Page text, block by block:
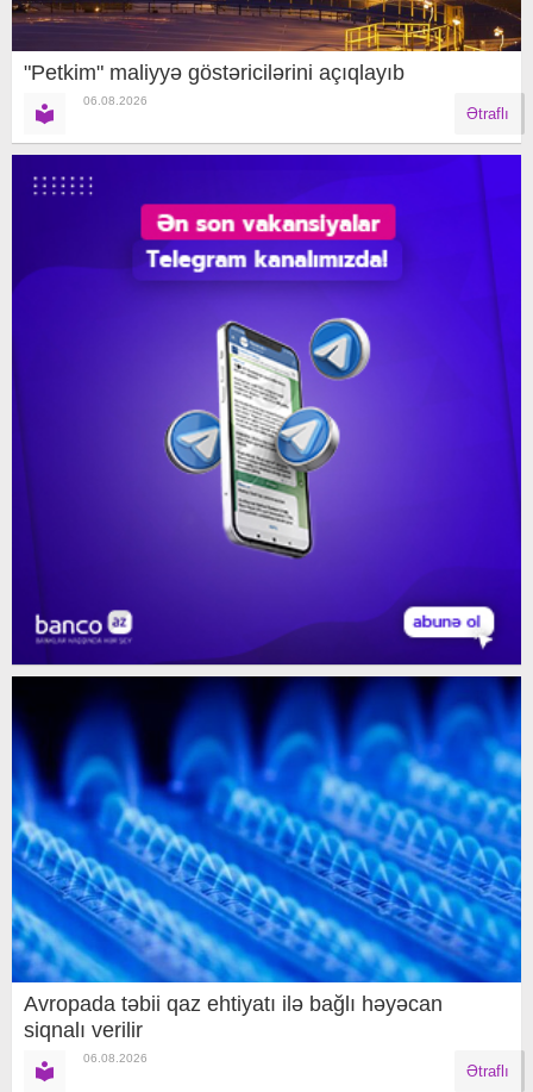
"Petkim" maliyyə göstəricilərini açıqlayıb
06.08.2026
Ətraflı
Avropada təbii qaz ehtiyatı ilə bağlı həyəcan
siqnalı verilir
06.08.2026
Ətraflı